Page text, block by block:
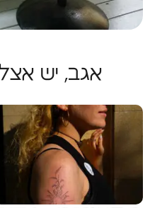
אגב, יש